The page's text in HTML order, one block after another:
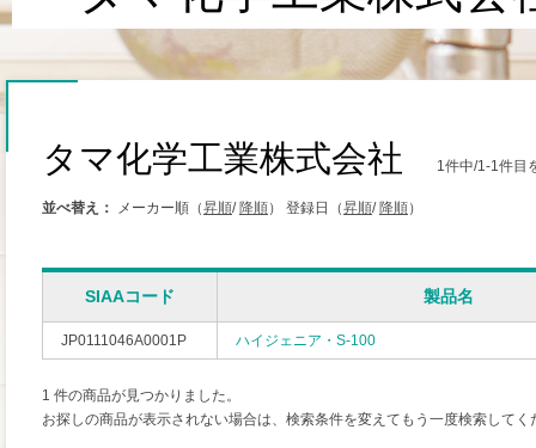
タマ化学工業株式会社 1件中/1-1件目
並べ替え： メーカー順（昇順/ 降順） 登録日（昇順/ 降順）
SIAAコード 製品名
JP0111046A0001P ハイジェニア・S-100
1 件の商品が見つかりました。
お探しの商品が表示されない場合は、検索条件を変えてもう一度検索してく